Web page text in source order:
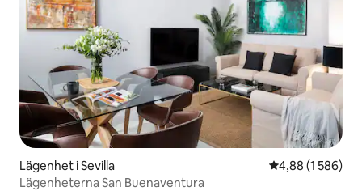
Lägenhet i Sevilla 4,88 av 5 i
4,88 (1 586)
Lägenheterna San Buenaventura